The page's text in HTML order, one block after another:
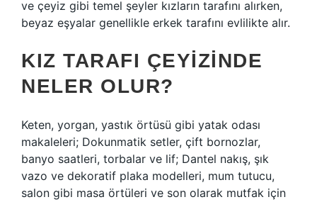
ve çeyiz gibi temel şeyler kızların tarafını alırken,
beyaz eşyalar genellikle erkek tarafını evlilikte alır.
KIZ TARAFI ÇEYIZINDE
NELER OLUR?
Keten, yorgan, yastık örtüsü gibi yatak odası
makaleleri; Dokunmatik setler, çift bornozlar,
banyo saatleri, torbalar ve lif; Dantel nakış, şık
vazo ve dekoratif plaka modelleri, mum tutucu,
salon gibi masa örtüleri ve son olarak mutfak için